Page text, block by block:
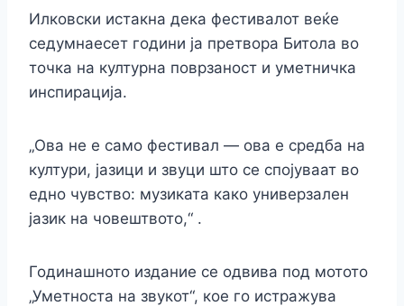
Илковски истакна дека фестивалот веќе
седумнаесет години ја претвора Битола во
точка на културна поврзаност и уметничка
инспирација.
„Ова не е само фестивал — ова е средба на
култури, јазици и звуци што се спојуваат во
едно чувство: музиката како универзален
јазик на човештвото,“ .
Годинашното издание се одвива под мотото
„Уметноста на звукот“, кое го истражува